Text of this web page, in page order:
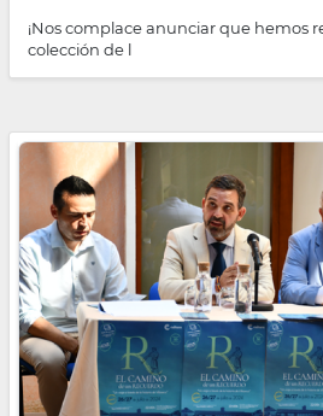
¡Nos complace anunciar que hemos
colección de l